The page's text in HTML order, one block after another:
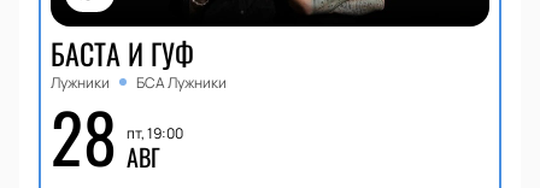
БАСТА И ГУФ
Лужники БСА Лужники
28 пт, 19:00
АВГ